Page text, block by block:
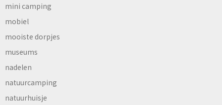
mini camping
mobiel
mooiste dorpjes
museums
nadelen
natuurcamping
natuurhuisje